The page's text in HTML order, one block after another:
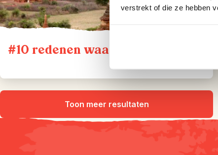
verstrekt of die ze hebben
#10 redenen waarom Myanmar
Toon meer resultaten